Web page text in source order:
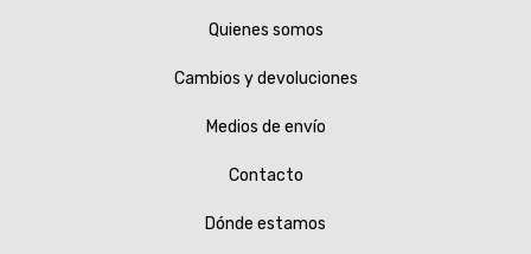
Quienes somos
Cambios y devoluciones
Medios de envío
Contacto
Dónde estamos